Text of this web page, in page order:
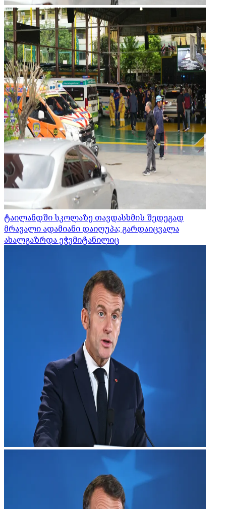
ტაილანდში სკოლაზე თავდასხმის შედეგად
მრავალი ადამიანი დაიღუპა; გარდაიცვალა
ახალგაზრდა ეჭვმიტანილიც